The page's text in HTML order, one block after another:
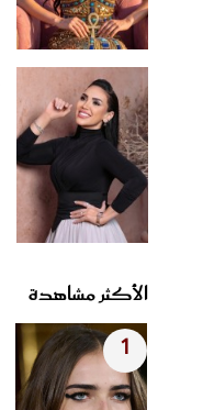
الأكثر مشاهدة
1